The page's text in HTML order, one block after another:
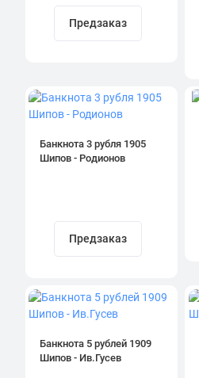
Предзаказ
Банкнота 3 рубля 1905
Шипов - Родионов
Предзаказ
Банкнота 5 рублей 1909
Шипов - Ив.Гусев